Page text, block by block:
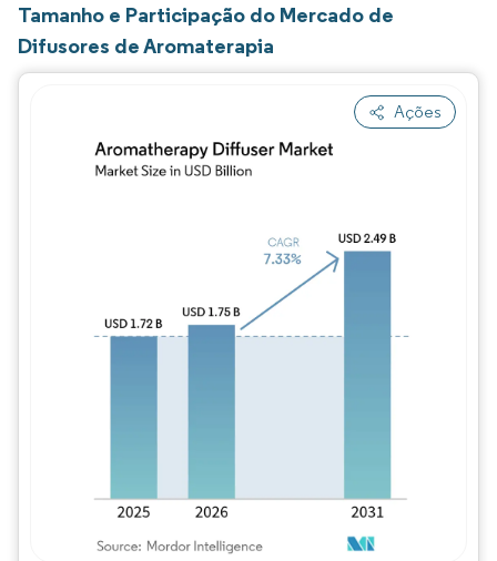
Tamanho e Participação do Mercado de
Difusores de Aromaterapia
Ações